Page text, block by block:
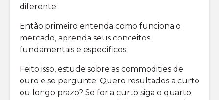
diferente.
Então primeiro entenda como funciona o
mercado, aprenda seus conceitos
fundamentais e específicos.
Feito isso, estude sobre as commodities de
ouro e se pergunte: Quero resultados a curto
ou longo prazo? Se for a curto siga o quarto